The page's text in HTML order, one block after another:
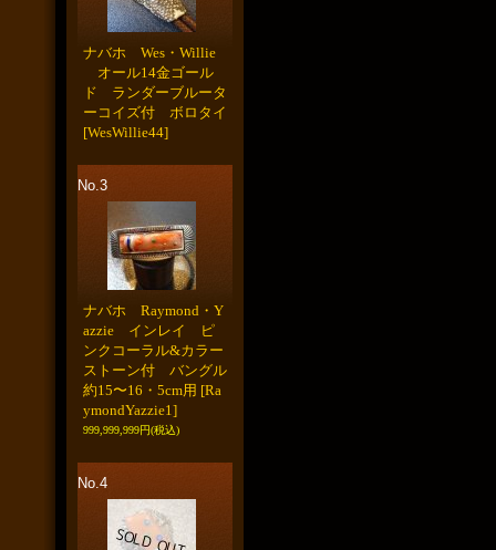
ナバホ Wes・Willie
オール14金ゴール
ド ランダーブルータ
ーコイズ付 ボロタイ
[WesWillie44]
No.3
ナバホ Raymond・Y
azzie インレイ ピ
ンクコーラル&カラー
ストーン付 バングル
約15〜16・5cm用 [Ra
ymondYazzie1]
999,999,999円(税込)
No.4